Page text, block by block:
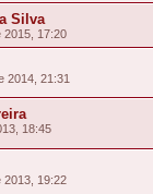
Silva
2015, 17:20
2014, 21:31
18:45
2013, 19:22